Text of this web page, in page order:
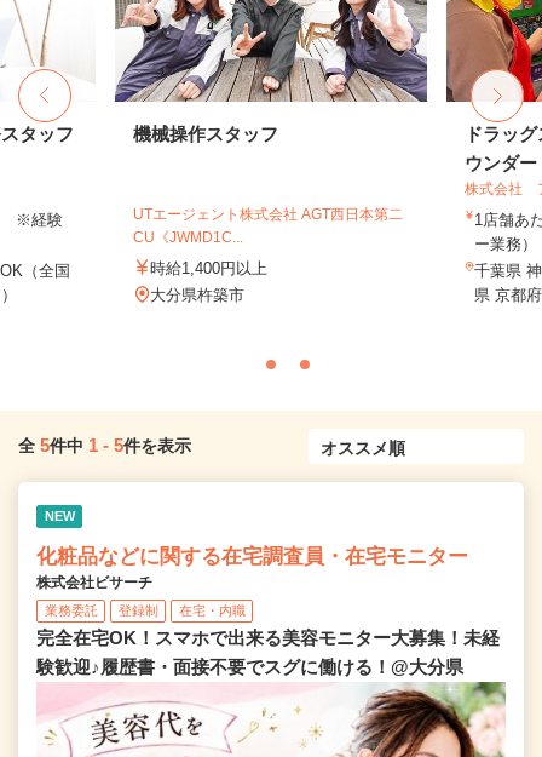
タッフ
※経験
（全国
機械操作スタッフ
UTエージェント株式会社 AGT西日本第二
CU《JWMD1C...
時給1,400円以上
大分県杵築市
ドラッ
ウンダ
株式会社
1店舗あ
ー業務
千葉県
県 京都
全 5件中 1 - 5件を表示
NEW
化粧品などに関する在宅調査員・在宅モニター
株式会社ビサーチ
業務委託 登録制 在宅・内職
完全在宅OK！スマホで出来る美容モニター大募集！未経
験歓迎♪履歴書・面接不要でスグに働ける！@大分県